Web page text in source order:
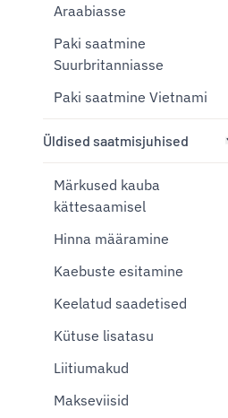
Araabiasse
Paki saatmine
Suurbritanniasse
Paki saatmine Vietnami
Üldised saatmisjuhised
Märkused kauba
kättesaamisel
Hinna määramine
Kaebuste esitamine
Keelatud saadetised
Kütuse lisatasu
Liitiumakud
Makseviisid